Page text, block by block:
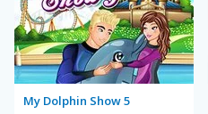
My Dolphin Show 5